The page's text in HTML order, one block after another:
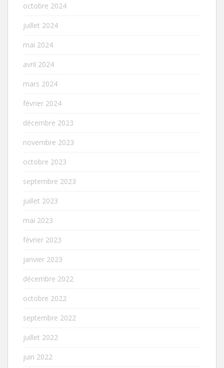
octobre 2024
juillet 2024
mai 2024
avril 2024
mars 2024
février 2024
décembre 2023
novembre 2023
octobre 2023
septembre 2023
juillet 2023
mai 2023
février 2023
janvier 2023
décembre 2022
octobre 2022
septembre 2022
juillet 2022
juin 2022